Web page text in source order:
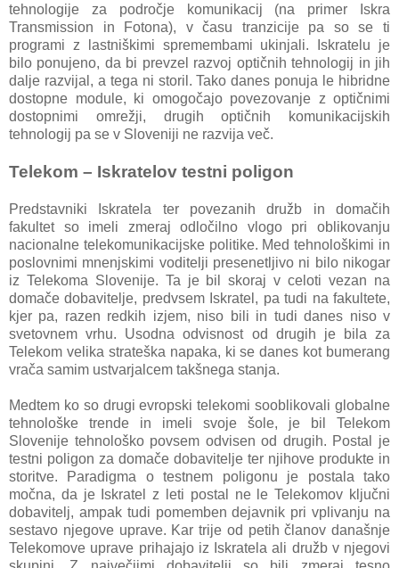
tehnologije za področje komunikacij (na primer Iskra
Transmission in Fotona), v času tranzicije pa so se ti
programi z lastniškimi spremembami ukinjali. Iskratelu je
bilo ponujeno, da bi prevzel razvoj optičnih tehnologij in jih
dalje razvijal, a tega ni storil. Tako danes ponuja le hibridne
dostopne module, ki omogočajo povezovanje z optičnimi
dostopnimi omrežji, drugih optičnih komunikacijskih
tehnologij pa se v Sloveniji ne razvija več.
Telekom – Iskratelov testni poligon
Predstavniki Iskratela ter povezanih družb in domačih
fakultet so imeli zmeraj odločilno vlogo pri oblikovanju
nacionalne telekomunikacijske politike. Med tehnološkimi in
poslovnimi mnenjskimi voditelji presenetljivo ni bilo nikogar
iz Telekoma Slovenije. Ta je bil skoraj v celoti vezan na
domače dobavitelje, predvsem Iskratel, pa tudi na fakultete,
kjer pa, razen redkih izjem, niso bili in tudi danes niso v
svetovnem vrhu. Usodna odvisnost od drugih je bila za
Telekom velika strateška napaka, ki se danes kot bumerang
vrača samim ustvarjalcem takšnega stanja.
Medtem ko so drugi evropski telekomi sooblikovali globalne
tehnološke trende in imeli svoje šole, je bil Telekom
Slovenije tehnološko povsem odvisen od drugih. Postal je
testni poligon za domače dobavitelje ter njihove produkte in
storitve. Paradigma o testnem poligonu je postala tako
močna, da je Iskratel z leti postal ne le Telekomov ključni
dobavitelj, ampak tudi pomemben dejavnik pri vplivanju na
sestavo njegove uprave. Kar trije od petih članov današnje
Telekomove uprave prihajajo iz Iskratela ali družb v njegovi